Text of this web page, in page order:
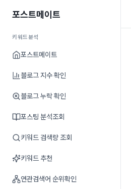
포스트메이트
키워드분석
포스트메이트
블로그 지수 확인
블로그 누락 확인
포스팅 분석조회
키워드 검색량 조회
키워드 추천
연관검색어 순위확인